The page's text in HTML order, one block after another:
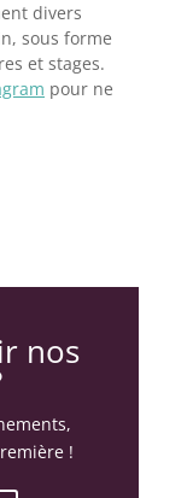
divers
sous forme
et stages.
pour ne
nos
!